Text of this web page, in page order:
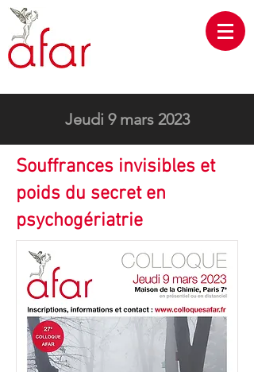
Jeudi 9 mars 2023
Souffrances invisibles et
poids du secret en
psychogériatrie